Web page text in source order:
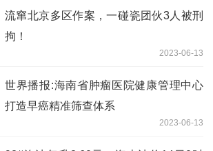
流窜北京多区作案，一​碰瓷团伙3人被刑
拘！
2023-06-13
世界播报:海南省肿瘤医院健康管理中心
打造早癌精准筛查体系
2023-06-13